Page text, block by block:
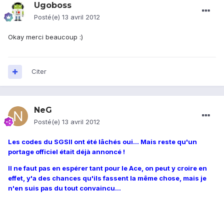
Ugoboss
Posté(e) 13 avril 2012
Okay merci beaucoup :)
Citer
NeG
Posté(e) 13 avril 2012
Les codes du SGSII ont été lâchés oui... Mais reste qu'un
portage officiel était déjà annoncé !
Il ne faut pas en espérer tant pour le Ace, on peut y croire en
effet, y'a des chances qu'ils fassent la même chose, mais je
n'en suis pas du tout convaincu...